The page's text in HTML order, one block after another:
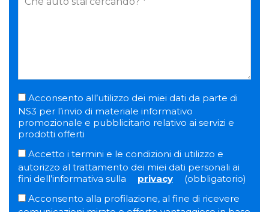
Acconsento all’utilizzo dei miei dati da parte di
NS3 per l’invio di materiale informativo
promozionale e pubblicitario relativo ai servizi e
prodotti offerti
Accetto i termini e le condizioni di utilizzo e
autorizzo al trattamento dei miei dati personali ai
fini dell’informativa sulla
privacy
(obbligatorio)
Acconsento alla profilazione, al fine di ricevere